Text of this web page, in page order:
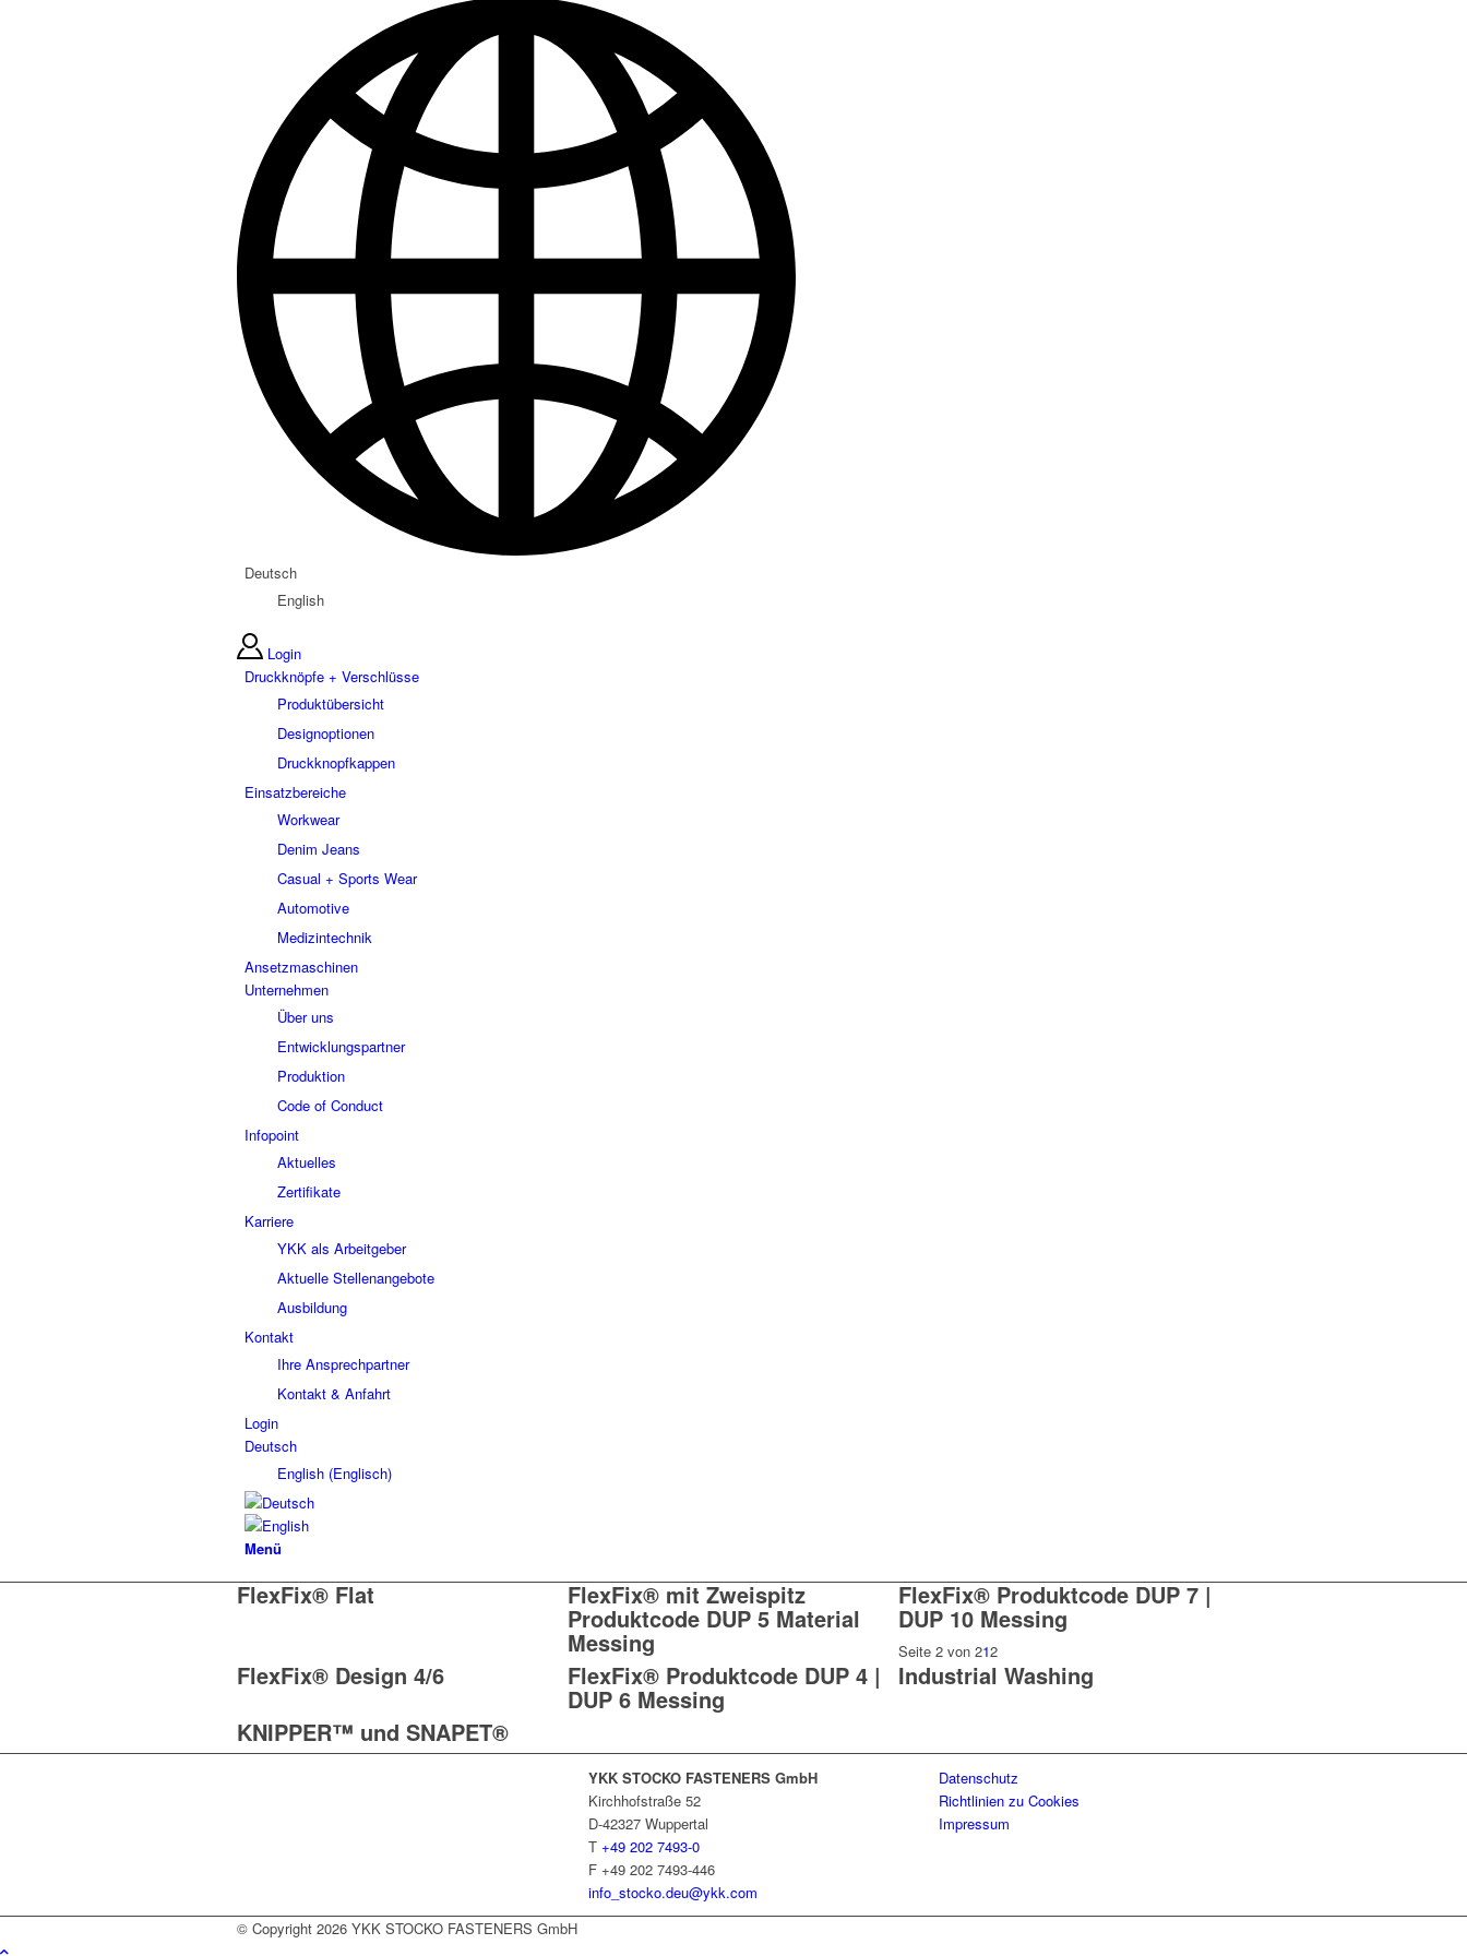
Deutsch
English
Login
Druckknöpfe + Verschlüsse
Produktübersicht
Designoptionen
Druckknopfkappen
Einsatzbereiche
Workwear
Denim Jeans
Casual + Sports Wear
Automotive
Medizintechnik
Ansetzmaschinen
Unternehmen
Über uns
Entwicklungspartner
Produktion
Code of Conduct
Infopoint
Aktuelles
Zertifikate
Karriere
YKK als Arbeitgeber
Aktuelle Stellenangebote
Ausbildung
Kontakt
Ihre Ansprechpartner
Kontakt & Anfahrt
Login
Deutsch
English (Englisch)
Menü
FlexFix® Flat FlexFix® mit Zweispitz
Produktcode DUP 5 Material
Messing
FlexFix® Produktcode DUP 7 |
DUP 10 Messing
FlexFix® Design 4/6
FlexFix® Produktcode DUP 4 |
DUP 6 Messing
Industrial Washing
KNIPPER™ und SNAPET®
Seite 2 von 212
YKK STOCKO FASTENERS GmbH
Kirchhofstraße 52
D-42327 Wuppertal
T +49 202 7493-0
F +49 202 7493-446
info_stocko.deu@ykk.com
Datenschutz
Richtlinien zu Cookies
Impressum
© Copyright 2026 YKK STOCKO FASTENERS GmbH